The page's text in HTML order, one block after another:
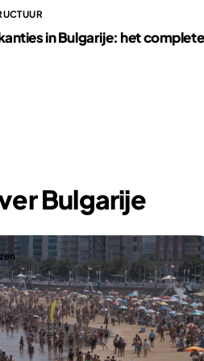
in Bulgarije: het complete
Bulgarije